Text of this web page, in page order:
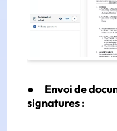
● Envoi de
signatures :